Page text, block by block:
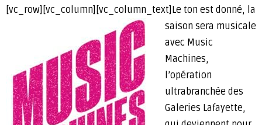
[vc_row][vc_column][vc_column_text] Le ton est donné, la
saison sera musicale
avec Music
Machines,
l’opération
ultrabranchée des
Galeries Lafayette,